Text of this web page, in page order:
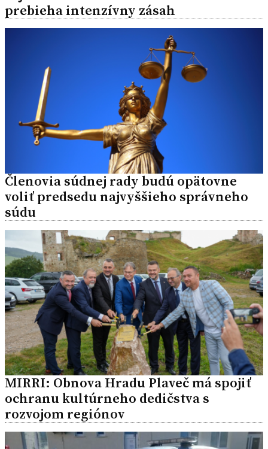
prebieha intenzívny zásah
Členovia súdnej rady budú opätovne
voliť predsedu najvyššieho správneho
súdu
MIRRI: Obnova Hradu Plaveč má spojiť
ochranu kultúrneho dedičstva s
rozvojom regiónov